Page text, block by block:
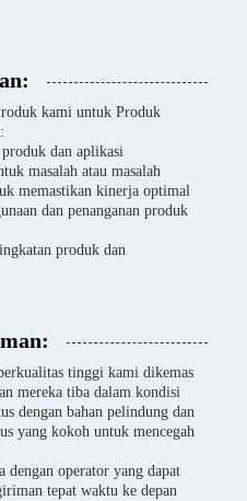
kami untuk Produk
dan aplikasi
masalah atau masalah
memastikan kinerja optimal
dan penanganan produk
produk dan
tinggi kami dikemas
mereka tiba dalam kondisi
dengan bahan pelindung dan
yang kokoh untuk mencegah
operator yang dapat
tepat waktu ke depan